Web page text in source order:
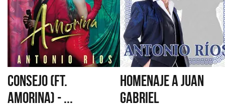
CONSEJO (FT.
AMORINA) - ...
HOMENAJE A JUAN
GABRIEL